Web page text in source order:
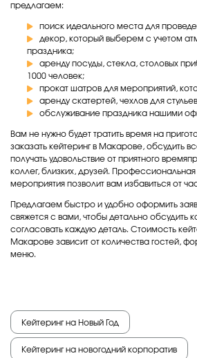
предлагаем:
поиск идеального места для
декор, который выберем с учетом
праздника;
аренду посуды, стекла, столовых
1000 человек;
прокат шатров для мероприятий,
аренду скатертей, чехлов для
обслуживание праздника нашими
Вам не нужно будет тратить время на
заказать кейтеринг в Макарове, обсудить
получать удовольствие от приятного
коллег, близких, друзей.
мероприятия позволит вам избавиться от
Предлагаем быстро и удобно оформить
свяжется с вами, чтобы детально обсудить
согласовать каждую деталь. Стоимость
Макарове зависит от количества гостей,
меню.
Кейтеринг на Новый Год
Кейтеринг на новогодний корпоратив